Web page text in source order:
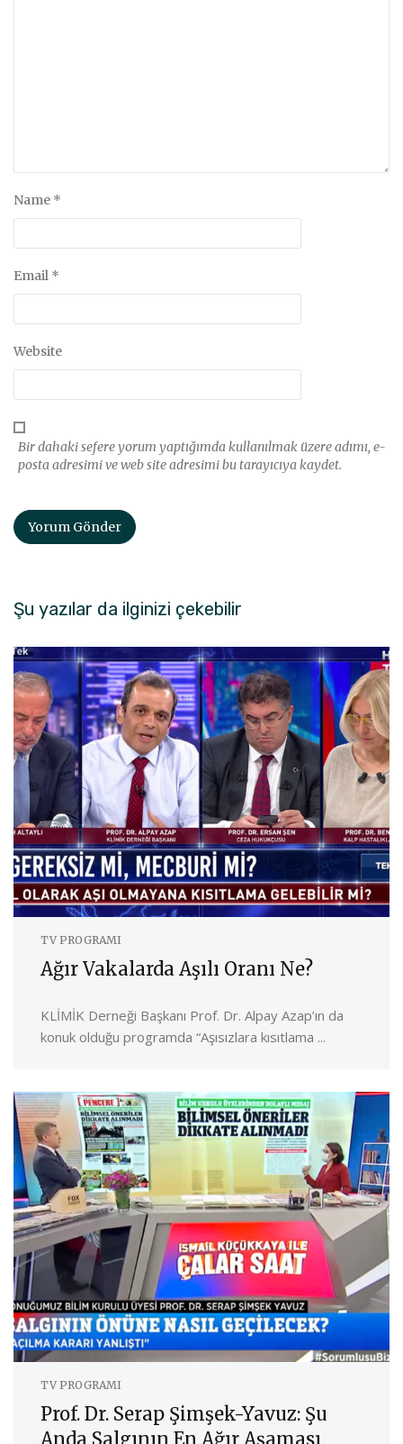
Name *
Email *
Website
Bir dahaki sefere yorum yaptığımda kullanılmak üzere adımı, e-
posta adresimi ve web site adresimi bu tarayıcıya kaydet.
Şu yazılar da ilginizi çekebilir
TV PROGRAMI
Ağır Vakalarda Aşılı Oranı Ne?
KLİMİK Derneği Başkanı Prof. Dr. Alpay Azap’ın da
konuk olduğu programda “Aşısızlara kısıtlama ...
TV PROGRAMI
Prof. Dr. Serap Şimşek-Yavuz: Şu
Anda Salgının En Ağır Aşaması